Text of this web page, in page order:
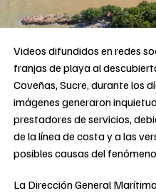
Videos difundidos en redes
franjas de playa al
Coveñas, Sucre, durante los
imágenes generaron
prestadores de servicios,
de la línea de costa y a las
posibles causas del
La Dirección General